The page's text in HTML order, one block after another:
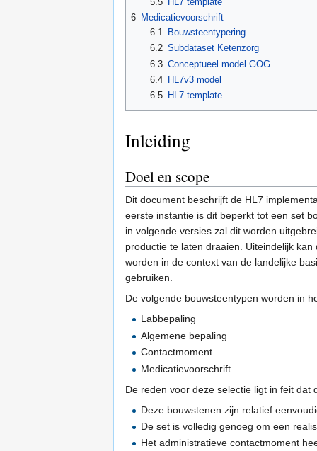
6 Medicatievoorschrift
6.1
Bouwsteentypering
6.2 Subdataset Ketenzorg
6.3 Conceptueel model GOG
6.4
HL7v3 model
6.5
HL7 template
Inleiding
Doel en scope
Dit document beschrijft de HL7
eerste instantie is dit beperkt tot een set
in volgende versies zal dit worden
productie te laten draaien. Uiteindelijk
worden in de context van de landelijke
gebruiken.
De volgende bouwsteentypen worden in
Labbepaling
Algemene bepaling
Contactmoment
Medicatievoorschrift
De reden voor deze selectie ligt in feit
Deze bouwstenen zijn relatief
De set is volledig genoeg om een
Het administratieve contactmoment